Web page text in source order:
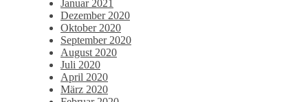
Januar 2021
Dezember 2020
Oktober 2020
September 2020
August 2020
Juli 2020
April 2020
März 2020